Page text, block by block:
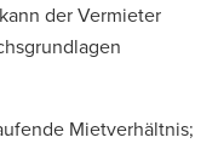
der Vermieter
Mietverhältnis;